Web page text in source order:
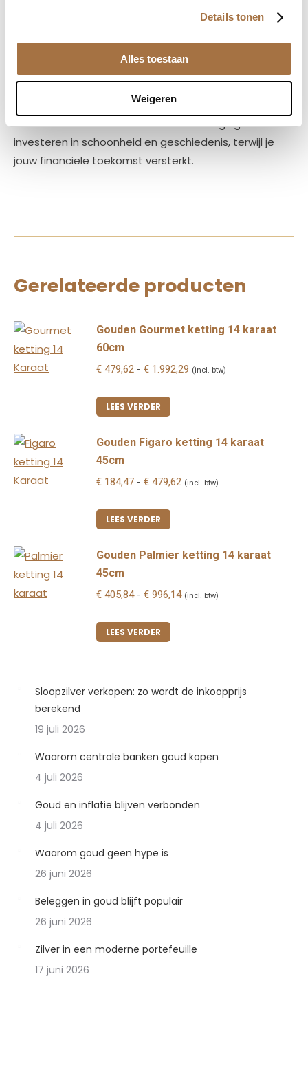
Details tonen
Alles toestaan
Weigeren
het aanbieden van premium edelmetalen die
waarde maar dient ook als een artistieke weergave
van belangrijke historische en mythologische verhalen.
Elk stuk in ons assortiment is een uitnodiging om te
investeren in schoonheid en geschiedenis, terwijl je
jouw financiële toekomst versterkt.
Gerelateerde producten
Gouden Gourmet ketting 14 karaat
60cm
€ 479,62 - € 1.992,29 Prijsklasse:
(incl. btw)
LEES VERDER
Gouden Figaro ketting 14 karaat
45cm
€ 184,47 - € 479,62 Prijsklasse:
(incl. btw)
LEES VERDER
Gouden Palmier ketting 14 karaat
45cm
€ 405,84 - € 996,14Prijsklasse:
(incl. btw)
LEES VERDER
Sloopzilver verkopen: zo wordt de inkoopprijs
berekend
19 juli 2026
Waarom centrale banken goud kopen
4 juli 2026
Goud en inflatie blijven verbonden
4 juli 2026
Waarom goud geen hype is
26 juni 2026
Beleggen in goud blijft populair
26 juni 2026
Zilver in een moderne portefeuille
17 juni 2026